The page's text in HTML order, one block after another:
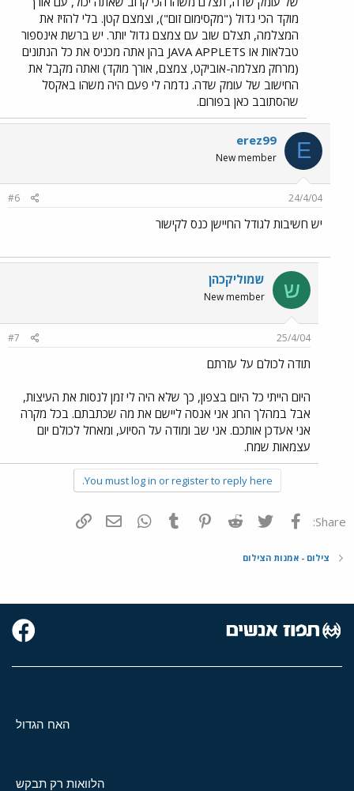
מוקד הכי גדול ("מקסימום זום"), וצמצם קטן. בלי להזיז את
המצלמה, תצלם שוב עם צמצם גדול יותר. יש ברשת אינספור
טבלאות או JAVA APPLETS בהן אתה מכניס את כל הנתונים
(מרחק מצלמה-אוביקט, צמצם, אורך מוקד) ואתה מקבל את
החישוב של עומק שדה. נדמה לי פעם היה משהו באקסל
שהסתובב כאן בפורום.
E
erez99
New member
24/4/04
#6
יש חשיבות לגודל החיישן כנס לקישור
ש שמוליקכהן
New member
25/4/04
#7
תודה לכולם על עזרתם
היום הייתי כל היום בצפון, כך שלא היה לי זמן לנסות את העיצות,
אבל במהלך החג אני אנסה ליישם את מה שכתבתם. בכל מקרה
אני אעדכן אותכם. אני שב ומודה על הסיוע, ומאחל לכולם יום
עצמאות שמח.
You must log in or register to reply here.
Share: פייסבוק Twitter
Reddit
Pinterest
Tumblr
WhatsAppדואר אלקטרוני
צילום - אמנות הצילום
האח הגדול
הלוואות רק תבקש